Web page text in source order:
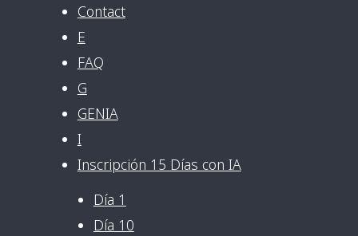
Contact
E
FAQ
G
GENIA
I
Inscripción 15 Días con IA
Día 1
Día 10